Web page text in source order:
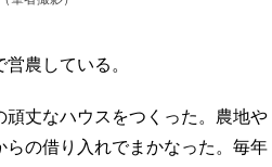
農している。
丈なハウスをつくった。農地や
の借り入れでまかなった。毎年